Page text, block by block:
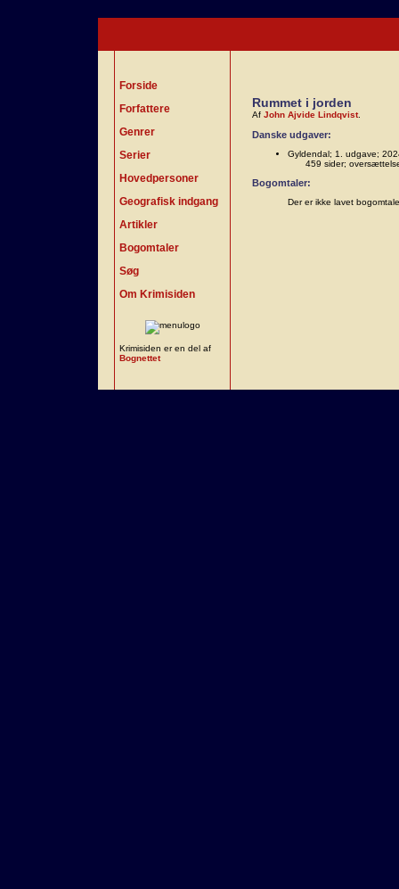
Forside
Forfattere
Genrer
Serier
Hovedpersoner
Geografisk indgang
Artikler
Bogomtaler
Søg
Om Krimisiden
Krimisiden er en del af
Bognettet
Rummet i jorden
Af John Ajvide Lindqvist.
Danske udgaver:
Gyldendal; 1. udgave;
459 sider;
Bogomtaler:
Der er ikke lavet